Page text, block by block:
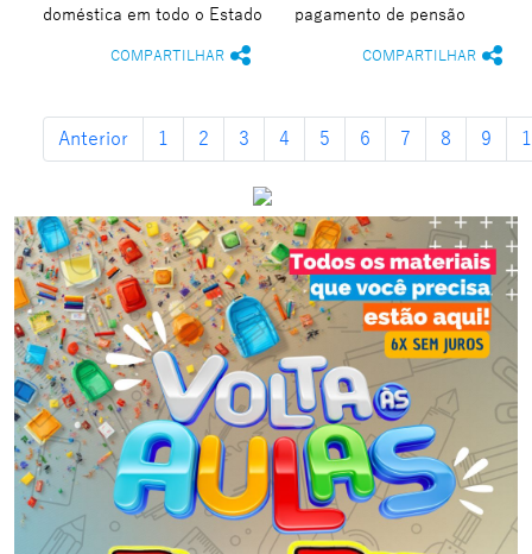
doméstica em todo o Estado
COMPARTILHAR
pagamento de pensão
COMPARTILHAR
Anterior 1 2 3 4 5 6 7 8 9